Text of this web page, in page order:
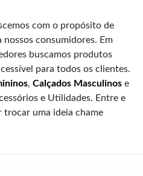
com o propósito de
nossos consumidores. Em
buscamos produtos
para todos os clientes.
, Calçados Masculinos e
e Utilidades. Entre e
trocar uma ideia chame